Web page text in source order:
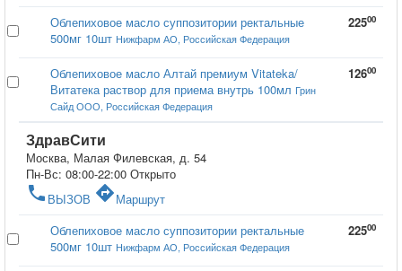
Облепиховое масло суппозитории ректальные
500мг 10шт Нижфарм АО, Российская Федерация
22500
Облепиховое масло Алтай премиум Vitateka/
Витатека раствор для приема внутрь 100мл Грин
Сайд ООО, Российская Федерация
12600
ЗдравСити
Москва, Малая Филевская, д. 54
Пн-Вс: 08:00-22:00 Открыто
phone ВЫЗОВ directionsМаршрут
Облепиховое масло суппозитории ректальные
500мг 10шт Нижфарм АО, Российская Федерация
22500